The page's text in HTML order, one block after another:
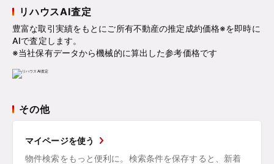
リハウスAI査定
豊富な取引実績をもとにご所有不動産の推定成約価格※を即時に
AIで査定します。
※当社保有データから機械的に算出した参考価格です
その他
マイページを使う
物件検索をもっと便利に。検索条件を保存すると、新着